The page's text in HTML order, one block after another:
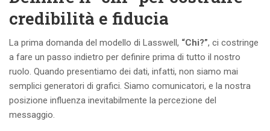
credibilità e fiducia
La prima domanda del modello di Lasswell, “Chi?”, ci costringe
a fare un passo indietro per definire prima di tutto il nostro
ruolo. Quando presentiamo dei dati, infatti, non siamo mai
semplici generatori di grafici. Siamo comunicatori, e la nostra
posizione influenza inevitabilmente la percezione del
messaggio.